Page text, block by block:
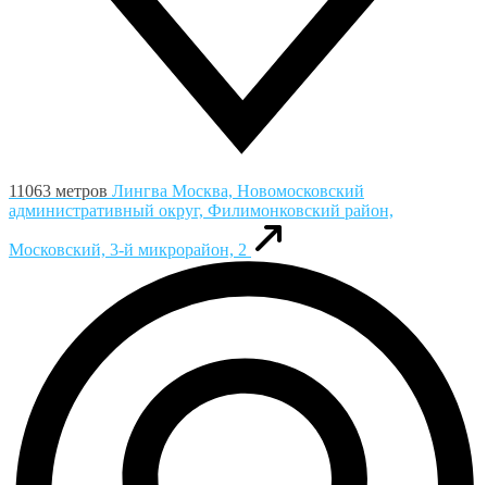
11063 метров Лингва Москва, Новомосковский
административный округ, Филимонковский район,
Московский, 3-й микрорайон, 2